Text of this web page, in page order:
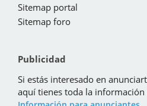
Sitemap portal
Sitemap foro
Publicidad
Si estás interesado en
aquí tienes toda la información